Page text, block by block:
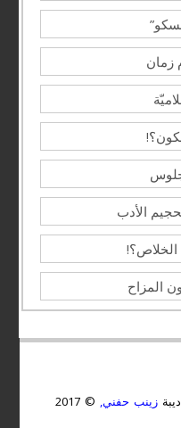
زمان
الأدب
المزاح
زينب حفني, © 2017